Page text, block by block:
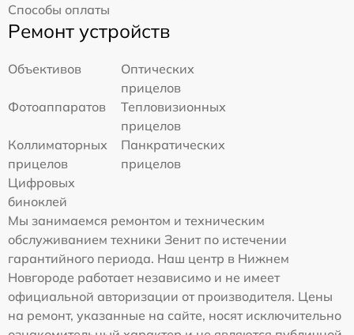
Способы оплаты
Ремонт устройств
Объективов
Оптических
прицелов
Фотоаппаратов
Тепловизионных
прицелов
Коллиматорных
прицелов
Панкратических
прицелов
Цифровых
биноклей
Мы занимаемся ремонтом и техническим
обслуживанием техники Зенит по истечении
гарантийного периода. Наш центр в Нижнем
Новгороде работает независимо и не имеет
официальной авторизации от производителя. Цены
на ремонт, указанные на сайте, носят исключительно